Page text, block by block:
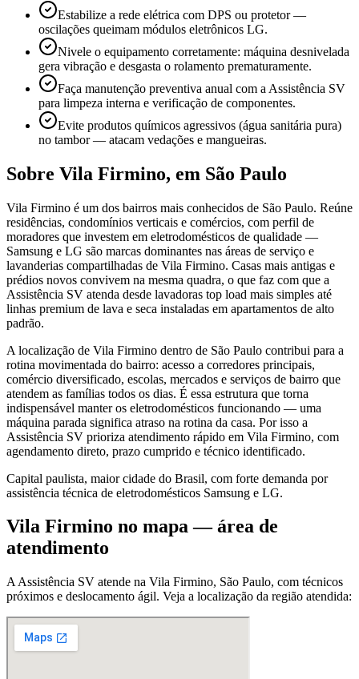
Estabilize a rede elétrica com DPS ou protetor —
oscilações queimam módulos eletrônicos LG.
Nivele o equipamento corretamente: máquina desnivelada
gera vibração e desgasta o rolamento prematuramente.
Faça manutenção preventiva anual com a Assistência SV
para limpeza interna e verificação de componentes.
Evite produtos químicos agressivos (água sanitária pura)
no tambor — atacam vedações e mangueiras.
Sobre Vila Firmino, em São Paulo
Vila Firmino é um dos bairros mais conhecidos de São Paulo. Reúne
residências, condomínios verticais e comércios, com perfil de
moradores que investem em eletrodomésticos de qualidade —
Samsung e LG são marcas dominantes nas áreas de serviço e
lavanderias compartilhadas de Vila Firmino. Casas mais antigas e
prédios novos convivem na mesma quadra, o que faz com que a
Assistência SV atenda desde lavadoras top load mais simples até
linhas premium de lava e seca instaladas em apartamentos de alto
padrão.
A localização de Vila Firmino dentro de São Paulo contribui para a
rotina movimentada do bairro: acesso a corredores principais,
comércio diversificado, escolas, mercados e serviços de bairro que
atendem as famílias todos os dias. É essa estrutura que torna
indispensável manter os eletrodomésticos funcionando — uma
máquina parada significa atraso na rotina da casa. Por isso a
Assistência SV prioriza atendimento rápido em Vila Firmino, com
agendamento direto, prazo cumprido e técnico identificado.
Capital paulista, maior cidade do Brasil, com forte demanda por
assistência técnica de eletrodomésticos Samsung e LG.
Vila Firmino no mapa — área de
atendimento
A Assistência SV atende na Vila Firmino, São Paulo, com técnicos
próximos e deslocamento ágil. Veja a localização da região atendida: